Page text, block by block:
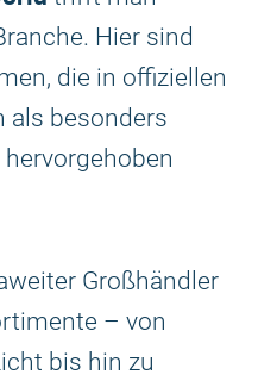
Hier sind
die in offiziellen
als besonders
Großhändler
– von
bis hin zu